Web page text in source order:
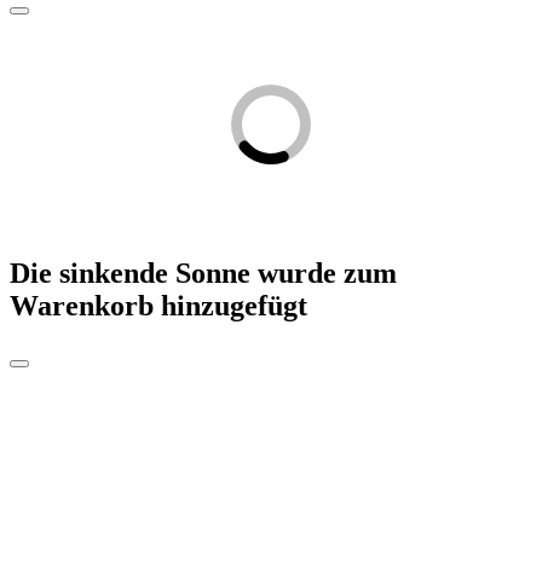
Die sinkende Sonne wurde zum
Warenkorb hinzugefügt